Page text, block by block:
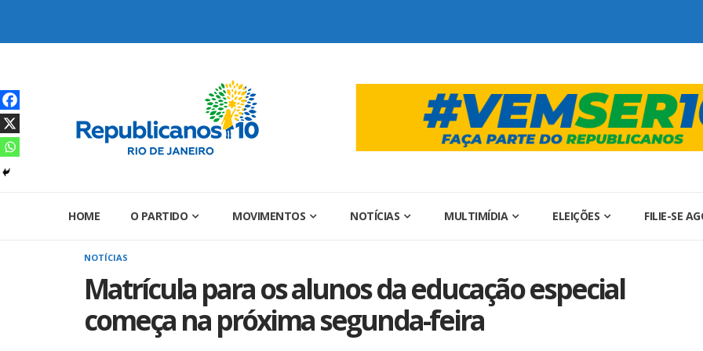
HOME O PARTIDO MOVIMENTOS NOTÍCIAS MULTIMÍDIA ELEIÇÕES FILIE-SE
NOTÍCIAS
Matrícula para os alunos da educação especial
começa na próxima segunda-feira